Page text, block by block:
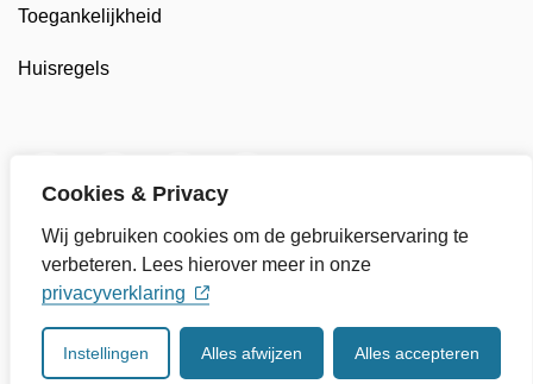
Cookies & Privacy
Wij gebruiken cookies om de gebruikerservaring te
verbeteren. Lees hierover meer in onze
privacyverklaring
Instellingen Alles afwijzen Alles accepteren
Toegankelijkheid
Huisregels